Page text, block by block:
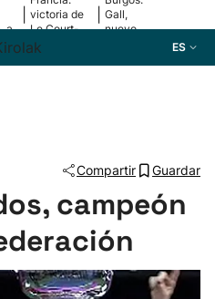
a
victoria de
Le Court-
Pienaar
Gall,
nuevo
ES
Compartir Guardar
campeón